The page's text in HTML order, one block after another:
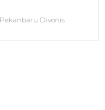
Divonis